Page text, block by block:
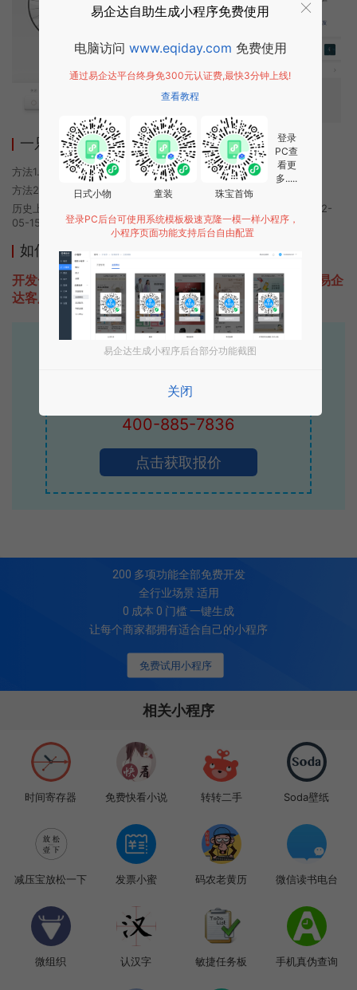
一只风扇小程序使用方法
方法1. 使用微信扫描本页面上方二维码进入一只风扇的小程序
方法2. 在微信中搜索“一只风扇”即可进入小程序
历史上的今时小程序由一只风扇团队开发，易企达小程序商店于2022-
05-15 08:37发布
如何开发类似一只风扇的小程序
开发一款类似一只风扇的小程序不难，只需要咨询本站易企
达客服即可为您定制开发，免费提供报价。
易企达10年行业沉淀！
立即拨打电话享优惠
400-885-7836
点击获取报价
免费试用小程序
200 多项功能全部免费开发
全行业场景 适用
0 成本 0 门槛 一键生成
让每个商家都拥有适合自己的小程序
相关小程序
时间寄存器 免费快看小说 转转二手 Soda壁纸
减压宝放松一下 发票小蜜 码农老黄历 微信读书电台
微组织 认汉字 敏捷任务板 手机真伪查询
易企达自助生成小程序免费使用
电脑访问 www.eqiday.com 免费使用
通过易企达平台终身免300元认证费,最快3分钟上线!
查看教程
日式小物 童装 珠宝首饰
登录
PC查
看更
多.....
登录PC后台可使用系统模板极速克隆一模一样小程序，
小程序页面功能支持后台自由配置
易企达生成小程序后台部分功能截图
关闭